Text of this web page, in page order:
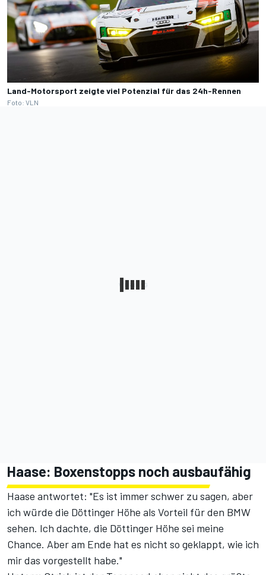
Land-Motorsport zeigte viel Potenzial für das 24h-Rennen
Foto: VLN
Haase: Boxenstopps noch ausbaufähig
Haase antwortet: "Es ist immer schwer zu sagen, aber
ich würde die Döttinger Höhe als Vorteil für den BMW
sehen. Ich dachte, die Döttinger Höhe sei meine
Chance. Aber am Ende hat es nicht so geklappt, wie ich
mir das vorgestellt habe."